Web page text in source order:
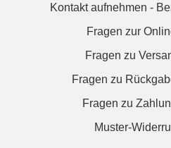
Kontakt aufnehmen -
Fragen zur
Fragen zu
Fragen zu
Fragen zu
Muster-